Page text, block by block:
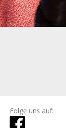
Folge uns auf: